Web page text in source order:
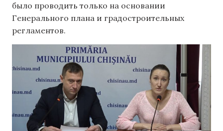
было проводить только на основании
Генерального плана и градостроительных
регламентов.